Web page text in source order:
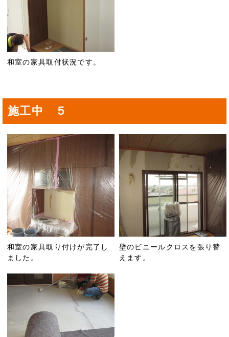
和室の家具取付状況です。
施工中 ５
和室の家具取り付けが完了し
ました。
壁のビニールクロスを張り替
えます。